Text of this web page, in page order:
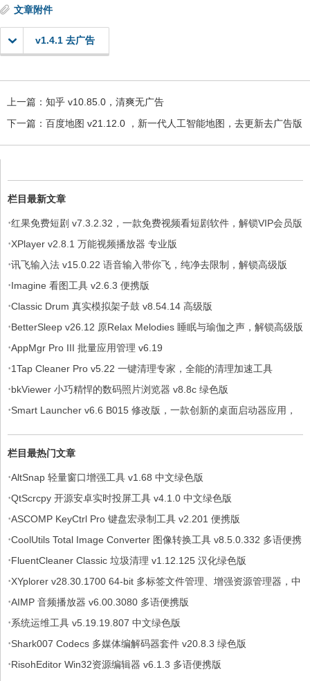
文章附件
v1.4.1 去广告
上一篇： 知乎 v10.85.0，清爽无广告
下一篇： 百度地图 v21.12.0 ，新一代人工智能地图，去更新去广告版
栏目最新文章
·红果免费短剧 v7.3.2.32，一款免费视频看短剧软件，解锁VIP会员版
·XPlayer v2.8.1 万能视频播放器 专业版
·讯飞输入法 v15.0.22 语音输入带你飞，纯净去限制，解锁高级版
·Imagine 看图工具 v2.6.3 便携版
·Classic Drum 真实模拟架子鼓 v8.54.14 高级版
·BetterSleep v26.12 原Relax Melodies 睡眠与瑜伽之声，解锁高级版
·AppMgr Pro III 批量应用管理 v6.19
·1Tap Cleaner Pro v5.22 一键清理专家，全能的清理加速工具
·bkViewer 小巧精悍的数码照片浏览器 v8.8c 绿色版
·Smart Launcher v6.6 B015 修改版，一款创新的桌面启动器应用，
栏目最热门文章
·AltSnap 轻量窗口增强工具 v1.68 中文绿色版
·QtScrcpy 开源安卓实时投屏工具 v4.1.0 中文绿色版
·ASCOMP KeyCtrl Pro 键盘宏录制工具 v2.201 便携版
·CoolUtils Total Image Converter 图像转换工具 v8.5.0.332 多语便携
版
·FluentCleaner Classic 垃圾清理 v1.12.125 汉化绿色版
·XYplorer v28.30.1700 64-bit 多标签文件管理、增强资源管理器，中
文绿色便携版
·AIMP 音频播放器 v6.00.3080 多语便携版
·系统运维工具 v5.19.19.807 中文绿色版
·Shark007 Codecs 多媒体编解码器套件 v20.8.3 绿色版
·RisohEditor Win32资源编辑器 v6.1.3 多语便携版